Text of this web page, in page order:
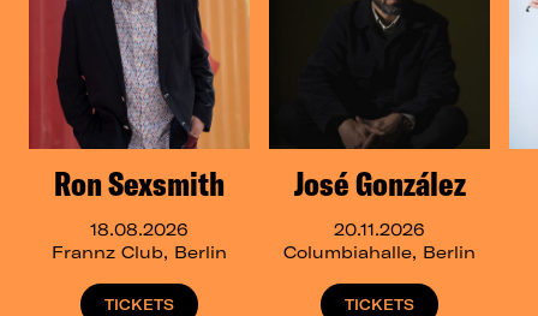
Ron Sexsmith
18.08.2026
Frannz Club, Berlin
TICKETS
José González
20.11.2026
Columbiahalle, Berlin
TICKETS